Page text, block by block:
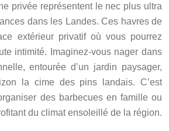
privée représentent le nec plus ultra
dans les Landes. Ces havres de
extérieur privatif où vous pourrez
intimité. Imaginez-vous nager dans
entourée d’un jardin paysager,
la cime des pins landais. C’est
des barbecues en famille ou
du climat ensoleillé de la région.